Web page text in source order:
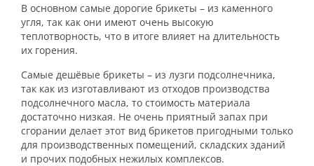
В основном самые дорогие брикеты – из каменного
угля, так как они имеют очень высокую
теплотворность, что в итоге влияет на длительность
их горения.
Самые дешёвые брикеты – из лузги подсолнечника,
так как из изготавливают из отходов производства
подсолнечного масла, то стоимость материала
достаточно низкая. Не очень приятный запах при
сгорании делает этот вид брикетов пригодными только
для производственных помещений, складских зданий
и прочих подобных нежилых комплексов.